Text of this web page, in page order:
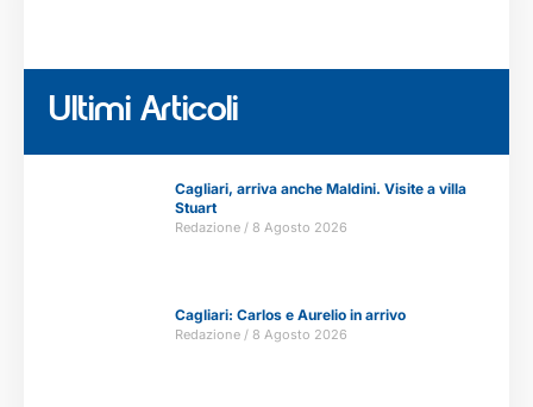
Ultimi Articoli
Cagliari, arriva anche Maldini. Visite a villa
Stuart
Redazione 8 Agosto 2026
Cagliari: Carlos e Aurelio in arrivo
Redazione 8 Agosto 2026